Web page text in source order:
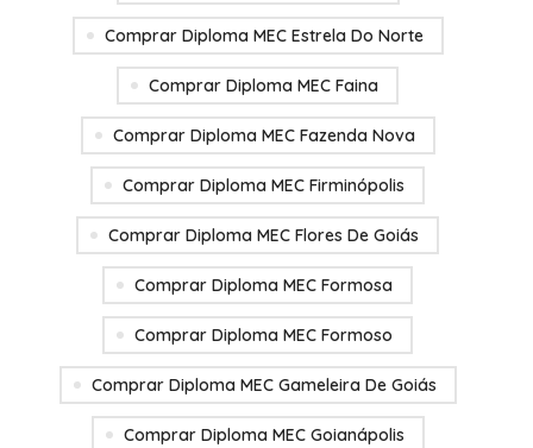
Comprar Diploma MEC Estrela Do Norte
Comprar Diploma MEC Faina
Comprar Diploma MEC Fazenda Nova
Comprar Diploma MEC Firminópolis
Comprar Diploma MEC Flores De Goiás
Comprar Diploma MEC Formosa
Comprar Diploma MEC Formoso
Comprar Diploma MEC Gameleira De Goiás
Comprar Diploma MEC Goianápolis